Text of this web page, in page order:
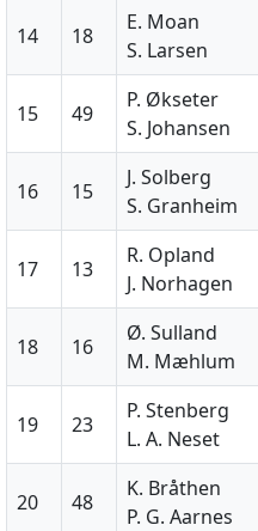
14 18
E. Moan
S. Larsen
15 49
P. Økseter
S. Johansen
16 15
J. Solberg
S. Granheim
17 13
R. Opland
J. Norhagen
18 16
Ø. Sulland
M. Mæhlum
19 23
P. Stenberg
L. A. Neset
20 48
K. Bråthen
P. G. Aarnes